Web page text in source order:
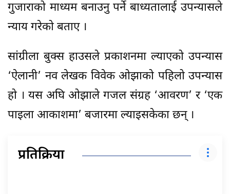
गुजाराको माध्यम बनाउनु पर्ने बाध्यतालाई उपन्यासले
न्याय गरेको बताए ।
सांग्रीला बुक्स हाउसले प्रकाशनमा ल्याएको उपन्यास
‘ऐलानी’ नव लेखक विवेक ओझाको पहिलो उपन्यास
हो । यस अघि ओझाले गजल संग्रह ‘आवरण’ र ‘एक
पाइला आकाशमा’ बजारमा ल्याइसकेका छन् ।
प्रतिक्रिया